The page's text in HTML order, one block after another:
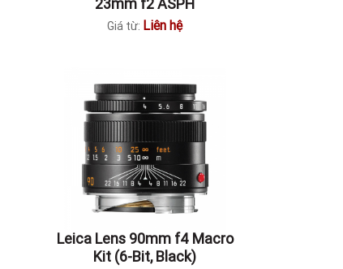
Giá từ: Liên hệ
Leica Lens 90mm f4 Macro
Kit (6-Bit, Black)